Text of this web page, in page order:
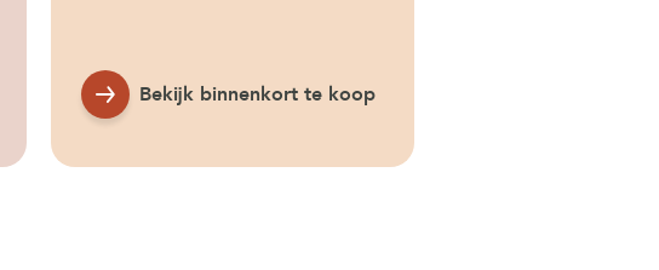
Bekijk binnenkort te koop